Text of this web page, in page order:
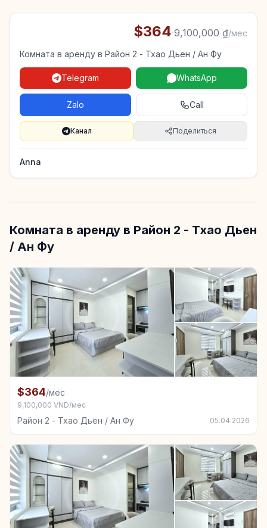
$364·9,100,000 ₫/мес
Комната в аренду в Район 2 - Тхао Дьен / Ан Фу
Telegram WhatsApp
Zalo Call
Канал Поделиться
Anna
Комната в аренду в Район 2 - Тхао Дьен
/ Ан Фу
Комната в аренду в Район 2 - Тхао Дьен / Ан Фу
$364/мес
9,100,000 VND/мес
Район 2 - Тхао Дьен / Ан Фу 05.04.2026